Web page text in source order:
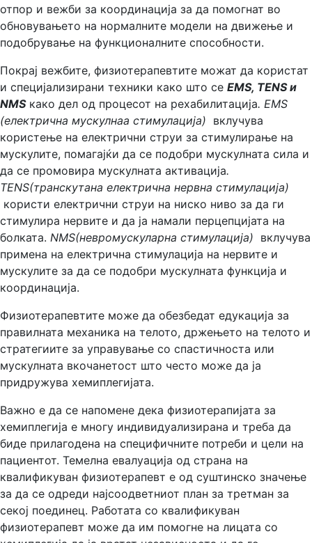
отпор и вежби за координација за да помогнат во
обновувањето на нормалните модели на движење и
подобрување на функционалните способности.
Покрај вежбите, физиотерапевтите можат да користат
и специјализирани техники како што се EMS, TENS и
NMSкако дел од процесот на рехабилитација. EMS
(електрична мускулнаа стимулација) вклучува
користење на електрични струи за стимулирање на
мускулите, помагајќи да се подобри мускулната сила и
да се промовира мускулната активација.
TENS(транскутана електрична нервна стимулација)
користи електрични струи на ниско ниво за да ги
стимулира нервите и да ја намали перцепцијата на
болката. NMS(невромускуларна стимулација) вклучува
примена на електрична стимулација на нервите и
мускулите за да се подобри мускулната функција и
координација.
Физиотерапевтите може да обезбедат едукација за
правилната механика на телото, држењето на телото и
стратегиите за управување со спастичноста или
мускулната вкочанетост што често може да ја
придружува хемиплегијата.
Важно е да се напомене дека физиотерапијата за
хемиплегија е многу индивидуализирана и треба да
биде прилагодена на специфичните потреби и цели на
пациентот. Темелна евалуација од страна на
квалификуван физиотерапевт е од суштинско значење
за да се одреди најсоодветниот план за третман за
секој поединец. Работата со квалификуван
физиотерапевт може да им помогне на лицата со